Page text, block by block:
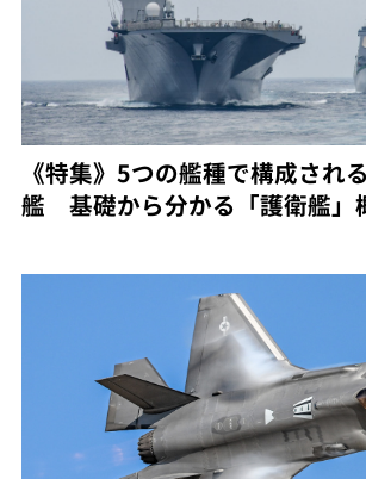
《特集》5つの艦種で構成され
艦 基礎から分かる「護衛艦」